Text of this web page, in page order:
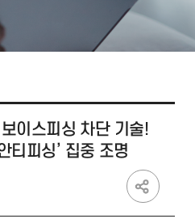
이스피싱 차단 기술!
티피싱’ 집중 조명